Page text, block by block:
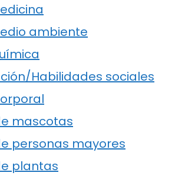
ambiente
Habilidades sociales
mascotas
personas mayores
plantas